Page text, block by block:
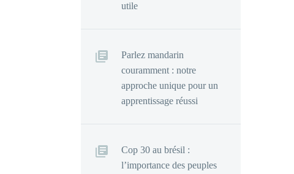
utile
Parlez mandarin
couramment : notre
approche unique pour un
apprentissage réussi
Cop 30 au brésil :
l’importance des peuples